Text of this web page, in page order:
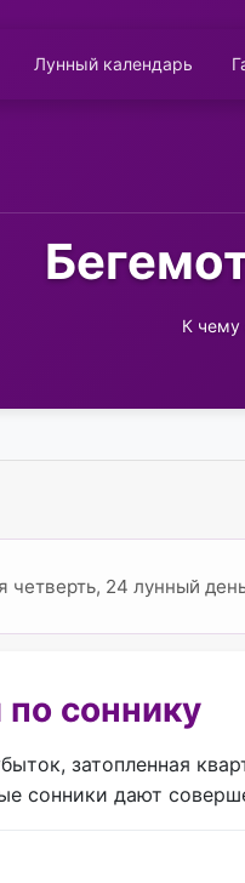
Лунный календарь
К чему
четверть, 24 лунный
соннику
затопленная
сонники дают